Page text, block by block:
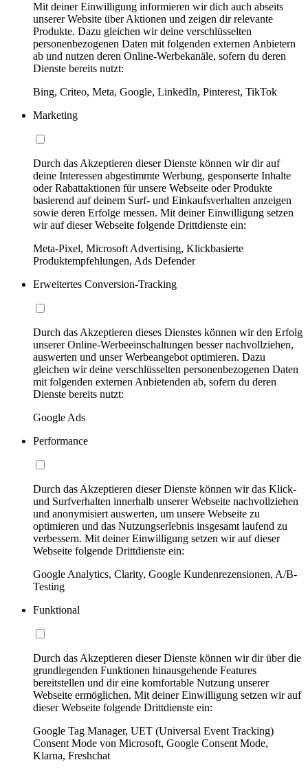
Mit deiner Einwilligung informieren wir dich auch abseits
unserer Website über Aktionen und zeigen dir relevante
Produkte. Dazu gleichen wir deine verschlüsselten
personenbezogenen Daten mit folgenden externen Anbietern
ab und nutzen deren Online-Werbekanäle, sofern du deren
Dienste bereits nutzt:
Bing, Criteo, Meta, Google, LinkedIn, Pinterest, TikTok
Marketing
Durch das Akzeptieren dieser Dienste können wir dir auf
deine Interessen abgestimmte Werbung, gesponserte Inhalte
oder Rabattaktionen für unsere Webseite oder Produkte
basierend auf deinem Surf- und Einkaufsverhalten anzeigen
sowie deren Erfolge messen. Mit deiner Einwilligung setzen
wir auf dieser Webseite folgende Drittdienste ein:
Meta-Pixel, Microsoft Advertising, Klickbasierte
Produktempfehlungen, Ads Defender
Erweitertes Conversion-Tracking
Durch das Akzeptieren dieses Dienstes können wir den Erfolg
unserer Online-Werbeeinschaltungen besser nachvollziehen,
auswerten und unser Werbeangebot optimieren. Dazu
gleichen wir deine verschlüsselten personenbezogenen Daten
mit folgenden externen Anbietenden ab, sofern du deren
Dienste bereits nutzt:
Google Ads
Performance
Durch das Akzeptieren dieser Dienste können wir das Klick-
und Surfverhalten innerhalb unserer Webseite nachvollziehen
und anonymisiert auswerten, um unsere Webseite zu
optimieren und das Nutzungserlebnis insgesamt laufend zu
verbessern. Mit deiner Einwilligung setzen wir auf dieser
Webseite folgende Drittdienste ein:
Google Analytics, Clarity, Google Kundenrezensionen, A/B-
Testing
Funktional
Durch das Akzeptieren dieser Dienste können wir dir über die
grundlegenden Funktionen hinausgehende Features
bereitstellen und dir eine komfortable Nutzung unserer
Webseite ermöglichen. Mit deiner Einwilligung setzen wir auf
dieser Webseite folgende Drittdienste ein:
Google Tag Manager, UET (Universal Event Tracking)
Consent Mode von Microsoft, Google Consent Mode,
Klarna, Freshchat